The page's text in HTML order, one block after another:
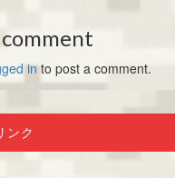
into post a comment.
ンク